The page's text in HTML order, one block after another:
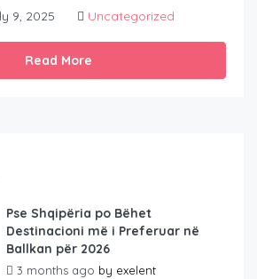
9, 2025 Uncategorized
Read More
Pse Shqipëria po Bëhet
Destinacioni më i Preferuar në
Ballkan për 2026
3 months ago by exelent